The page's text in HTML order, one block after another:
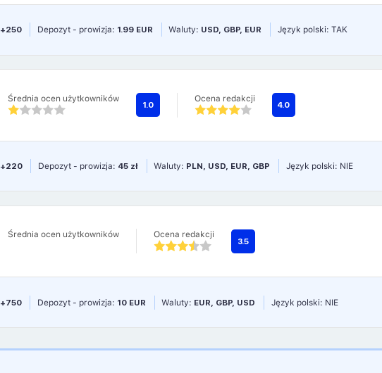
+250 Depozyt - prowizja: 1.99 EUR Waluty: USD, GBP, EUR Język polski: TAK
Średnia ocen użytkowników
1.0
Ocena redakcji
4.0
+220 Depozyt - prowizja: 45 zł Waluty: PLN, USD, EUR, GBP Język polski: NIE
Średnia ocen użytkowników Ocena redakcji
3.5
+750 Depozyt - prowizja: 10 EUR Waluty: EUR, GBP, USD Język polski: NIE